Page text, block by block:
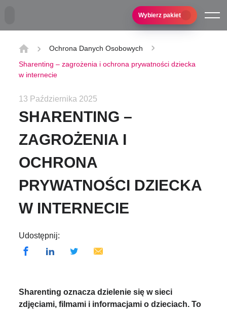
Wybierz pakiet
Ochrona Danych Osobowych
Sharenting – zagrożenia i ochrona prywatności dziecka
w internecie
13 Października 2025
SHARENTING –
ZAGROŻENIA I
OCHRONA
PRYWATNOŚCI DZIECKA
W INTERNECIE
Udostępnij:
Sharenting oznacza dzielenie się w sieci
zdjęciami, filmami i informacjami o dzieciach. To